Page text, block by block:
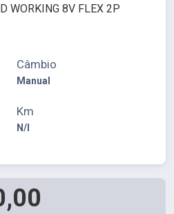
WORKING 8V FLEX 2P
Câmbio
Manual
Km
N/I